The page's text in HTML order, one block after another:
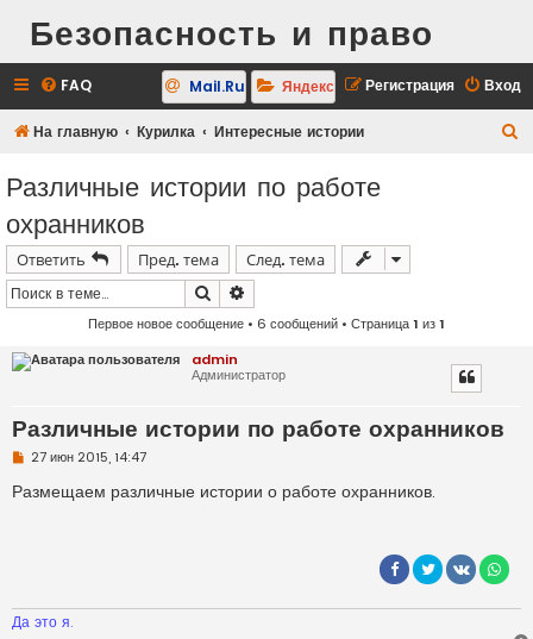
Безопасность и право
FAQ Вход
Регистрация
Mail.Ru Яндекс
На главную Курилка Интересные истории
Различные истории по работе
охранников
Ответить Пред. тема
След. тема
Поиск
Первое новое сообщение • 6 сообщений • Страница1 из1
admin
Администратор
Различные истории по работе охранников
Н
п
р
н
о
27 июн 2015, 14:47
Размещаем различные истории о работе охранников.
Да это я.